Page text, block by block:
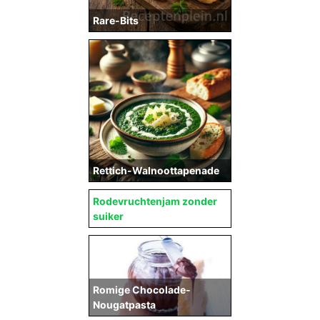
Rare-Bits
Rettich-Walnoottapenade
Rodevruchtenjam zonder
suiker
Romige Chocolade-
Nougatpasta